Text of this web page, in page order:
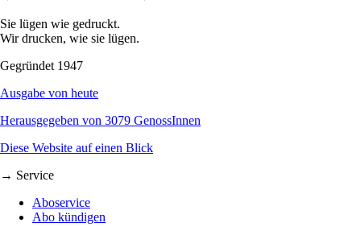
Sie lügen wie gedruckt.
Wir drucken, wie sie lügen.
Gegründet 1947
Ausgabe von heute
Herausgegeben von 3079 GenossInnen
Diese Website auf einen Blick
→ Service
Aboservice
Abo kündigen